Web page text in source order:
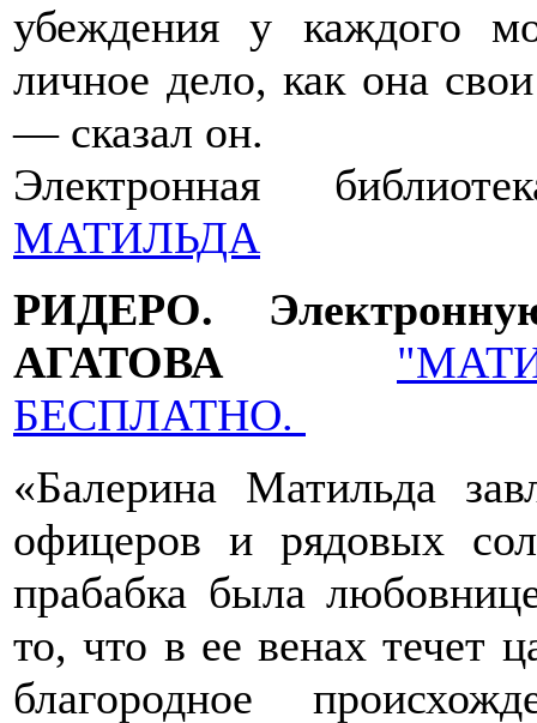
убеждения у каждого
личное дело, как она
— сказал он.
Электронная
МАТИЛЬДА
РИДЕРО.
АГАТОВА
БЕСПЛАТНО.
«Балерина Матильда
офицеров и рядовых
прабабка была
то, что в ее венах течет
благородное